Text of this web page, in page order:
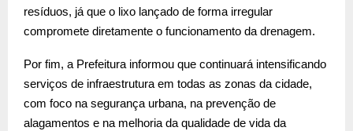
resíduos, já que o lixo lançado de forma irregular
compromete diretamente o funcionamento da drenagem.
Por fim, a Prefeitura informou que continuará intensificando
serviços de infraestrutura em todas as zonas da cidade,
com foco na segurança urbana, na prevenção de
alagamentos e na melhoria da qualidade de vida da